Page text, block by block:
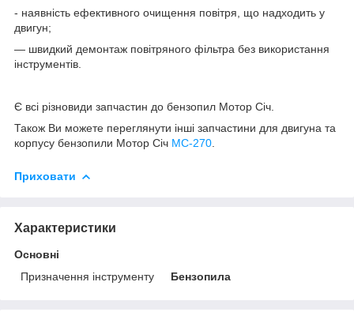
- наявність ефективного очищення повітря, що надходить у
двигун;
— швидкий демонтаж повітряного фільтра без використання
інструментів.
Є всі різновиди запчастин до бензопил Мотор Січ.
Також Ви можете переглянути інші запчастини для двигуна та
корпусу бензопили Мотор Січ МС-270
Приховати
Характеристики
Основні
Призначення інструменту
Бензопила